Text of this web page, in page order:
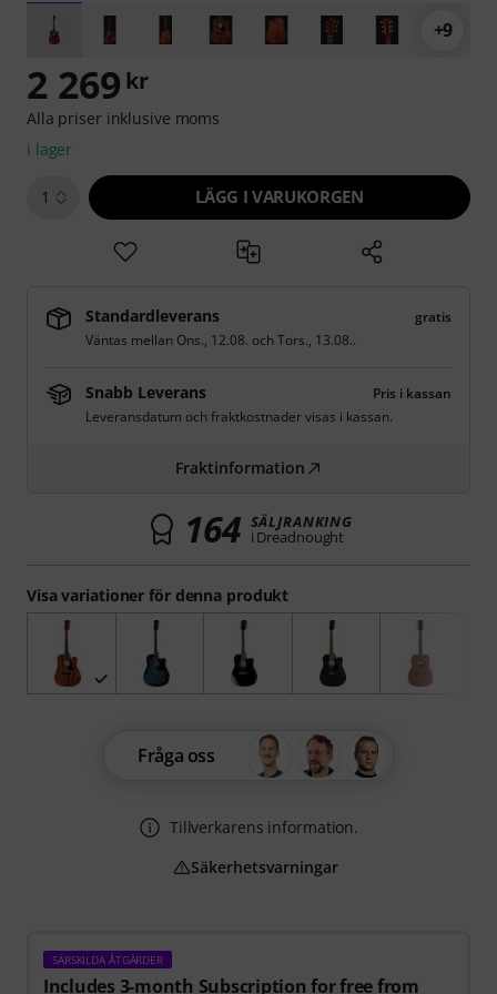
+9
SÄRSKILDA ÅTGÄRDER
Includes 3-month Subscription for free from
Visa variationer för denna produkt
2 269 kr
Alla priser inklusive moms
i lager
1 LÄGG I VARUKORGEN
Standardleverans
gratis
Väntas mellan Ons., 12.08. ochTors., 13.08..
Snabb Leverans
Pris i kassan
Leveransdatum och fraktkostnader visas i kassan.
Fraktinformation
164 SÄLJRANKING
i Dreadnought­­
Fråga oss
Tillverkarens information.
Säkerhetsvarningar